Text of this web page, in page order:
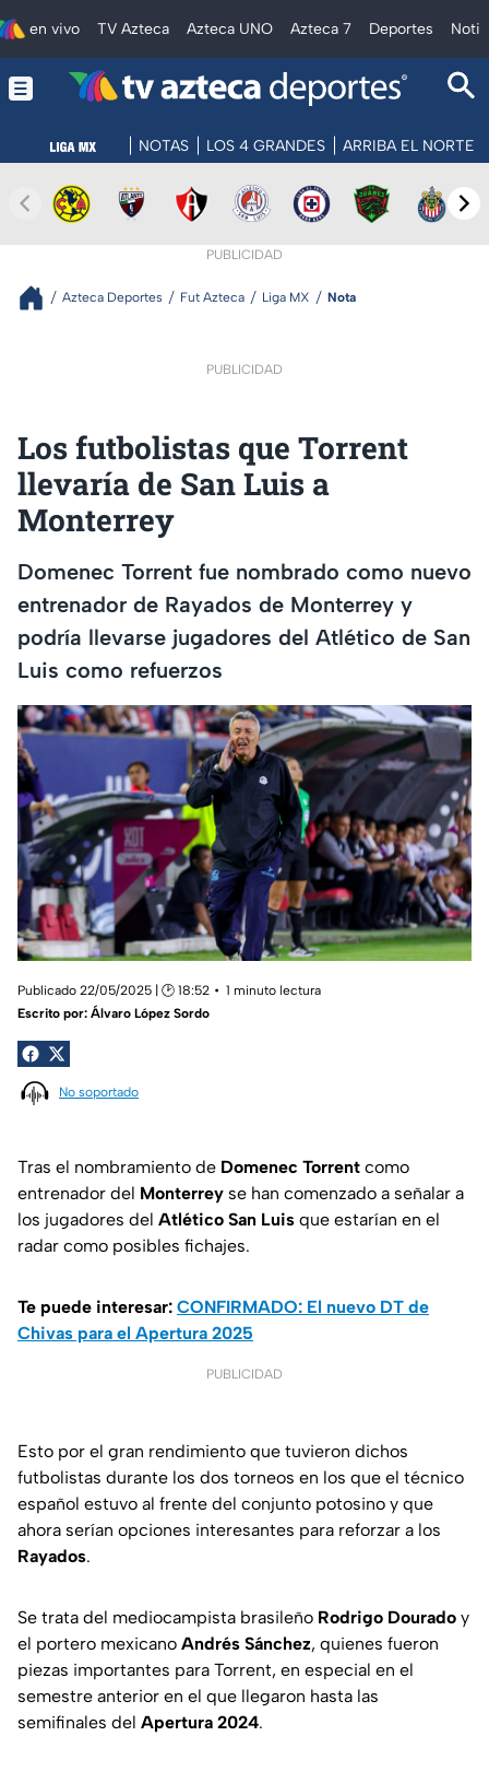
en vivo TV Azteca Azteca UNO Azteca 7 Deportes
NOTAS LOS 4 GRANDES ARRIBA EL NORTE
PUBLICIDAD
Azteca Deportes Fut Azteca Liga MX Nota
PUBLICIDAD
Los futbolistas que Torrent
llevaría de San Luis a
Monterrey
Domenec Torrent fue nombrado como nuevo
entrenador de Rayados de Monterrey y
podría llevarse jugadores del Atlético de San
Luis como refuerzos
Publicado 22/05/2025 | 🕑 18:52
1 minuto lectura
Escrito por: Álvaro López Sordo
No soportado
Tras el nombramiento de Domenec Torrent como
entrenador del Monterrey se han comenzado a señalar a
los jugadores del Atlético San Luis que estarían en el
radar como posibles fichajes.
Te puede interesar: CONFIRMADO: El nuevo DT de
Chivas para el Apertura 2025
PUBLICIDAD
Esto por el gran rendimiento que tuvieron dichos
futbolistas durante los dos torneos en los que el técnico
español estuvo al frente del conjunto potosino y que
ahora serían opciones interesantes para reforzar a los
Rayados.
Se trata del mediocampista brasileño Rodrigo Dourado y
el portero mexicano Andrés Sánchez, quienes fueron
piezas importantes para Torrent, en especial en el
semestre anterior en el que llegaron hasta las
semifinales del Apertura 2024.